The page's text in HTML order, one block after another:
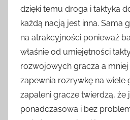
dzięki temu droga i taktyka
każdą nacją jest inna. Sama
na atrakcyjności ponieważ
właśnie od umiejętności
rozwojowych gracza a
zapewnia rozrywkę na wiele
zapaleni gracze twierdzą, że
ponadczasowa i bez